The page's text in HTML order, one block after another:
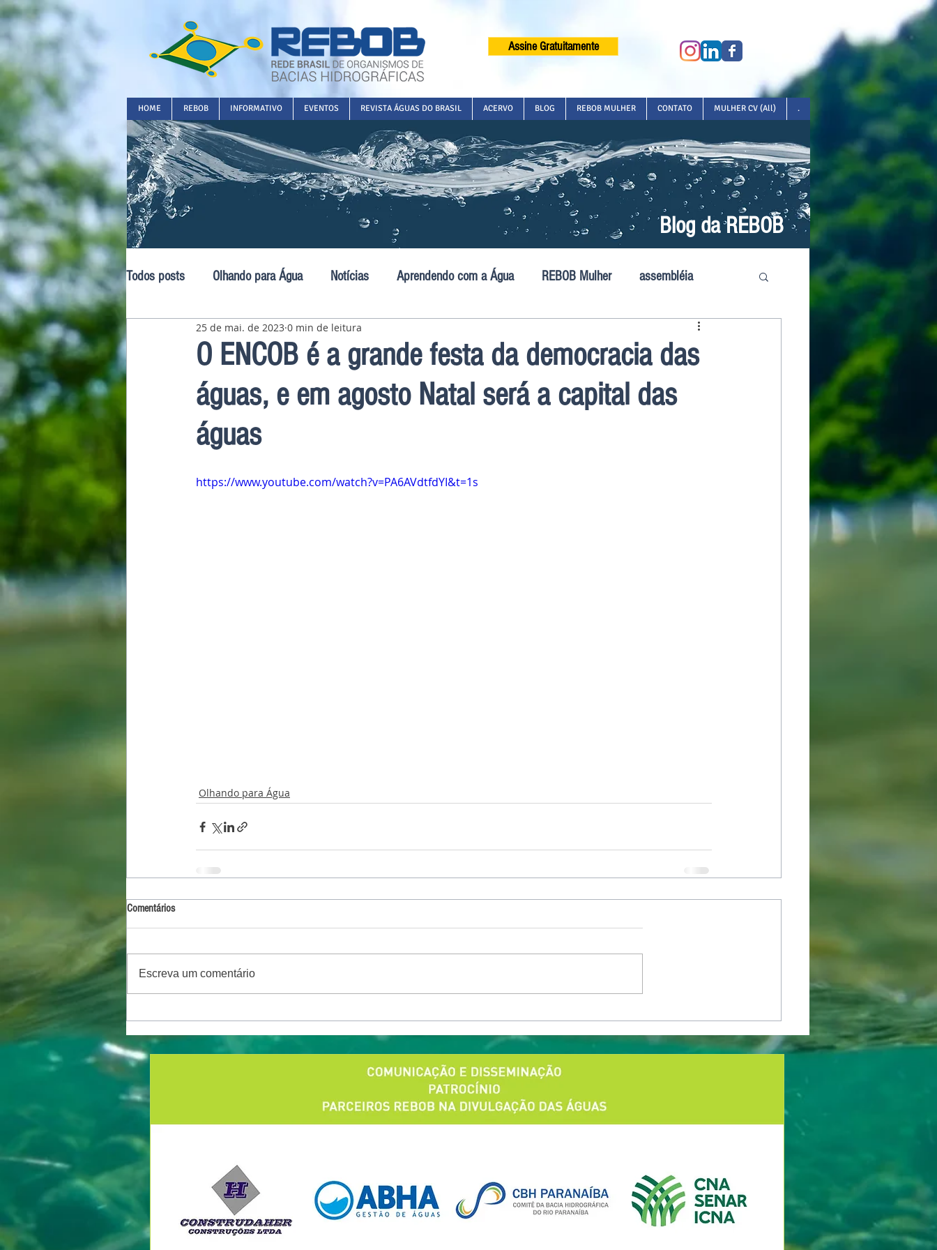
Assine Gratuitamente
HOME REBOB INFORMATIVO EVENTOS REVISTA ÁGUAS DO BRASIL ACERVO BLOG REBOB MULHER CONTATO MULHER CV (All) .
Blog da REBOB
Todos posts Olhando para Água Notícias Aprendendo com a Água REBOB Mulher assembléia
Pavilhão Latino-Americano
O ENCOB é a grande festa da democracia das
águas, e em agosto Natal será a capital das
águas
25 de mai. de 2023 0 min de leitura
https://www.youtube.com/watch?v=PA6AVdtfdYI&t=1s
Olhando para Água
Comentários
Escreva um comentário